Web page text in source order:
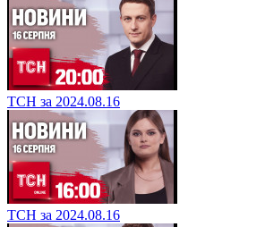
ТСН за 2024.08.16
ТСН за 2024.08.16